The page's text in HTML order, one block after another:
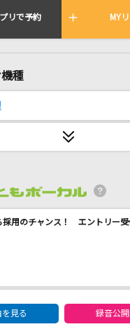
タイムで歌われている曲の
ープ (Movie edit)
られそう」って それ
ません
リで予約 MY
種
採用のチャンス！ エントリー受
ともボーカルエントリーランキ
見る
録音公